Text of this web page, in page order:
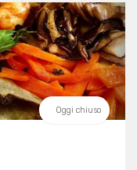
Oggi chiuso